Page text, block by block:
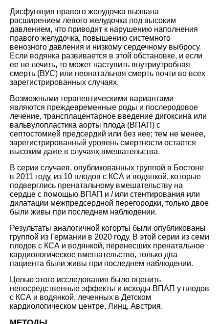
Дисфункция правого желудочка вызвана
расширением левого желудочка под высоким
давлением, что приводит к нарушению наполнения
правого желудочка, повышению системного
венозного давления и низкому сердечному выбросу.
Если водянка развивается в этой обстановке, и если
ее не лечить, то может наступить внутриутробная
смерть (ВУС) или неонатальная смерть почти во всех
зарегистрированных случаях.
Возможными терапевтическими вариантами
являются преждевременные роды и послеродовое
лечение, трансплацентарное введение дигоксина или
вальвулопластика аорты плода (ВПАП) с
септостомией предсердий или без нее; тем не менее,
зарегистрированный уровень смертности остается
высоким даже в случаях вмешательства.
В серии случаев, опубликованных группой в Бостоне
в 2011 году, из 10 плодов с КСА и водянкой, которые
подверглись пренатальному вмешательству на
сердце с помощью ВПАП и / или стентирования или
дилатации межпредсердной перегородки, только двое
были живы при последнем наблюдении.
Результаты аналогичной когорты были опубликованы
группой из Германии в 2020 году. В этой серии из семи
плодов с КСА и водянкой, перенесших пренатальное
кардиологическое вмешательство, только два
пациента были живы при последнем наблюдении.
Целью этого исследования было оценить
непосредственные эффекты и исходы ВПАП у плодов
с КСА и водянкой, леченных в Детском
кардиологическом центре, Линц, Австрия.